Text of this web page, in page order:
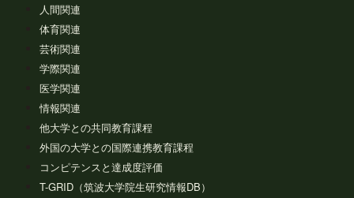
人間関連
体育関連
芸術関連
学際関連
医学関連
情報関連
他大学との共同教育課程
外国の大学との国際連携教育課程
コンピテンスと達成度評価
T-GRID（筑波大学院生研究情報DB）